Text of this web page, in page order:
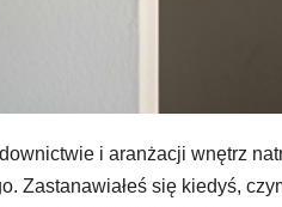
i aranżacji wnętrz
Zastanawiałeś się kiedyś,